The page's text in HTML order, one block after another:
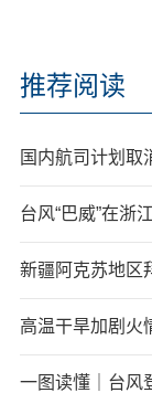
推荐阅读
国内航司计划取
台风“巴威”在浙
新疆阿克苏地区
高温干旱加剧火
一图读懂｜台风